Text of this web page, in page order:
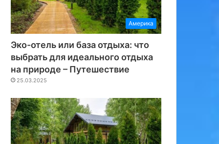
Америка
Эко-отель или база отдыха: что
выбрать для идеального отдыха
на природе – Путешествие
25.03.2025